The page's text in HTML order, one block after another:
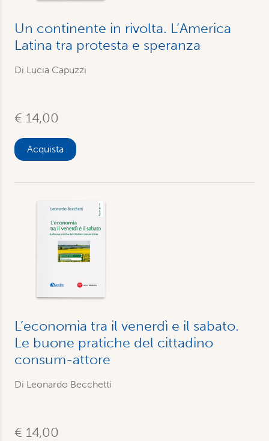
Un continente in rivolta. L’America
Latina tra protesta e speranza
Di Lucia Capuzzi
€ 14,00
Acquista
L’economia tra il venerdì e il sabato.
Le buone pratiche del cittadino
consum-attore
Di Leonardo Becchetti
€ 14,00